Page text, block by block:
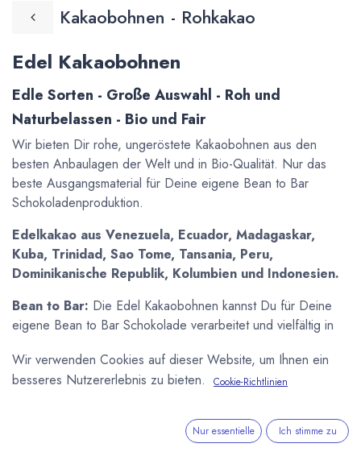
Kakaobohnen - Rohkakao
Edel Kakaobohnen
Edle Sorten - Große Auswahl - Roh und
Naturbelassen - Bio und Fair
Wir bieten Dir rohe, ungeröstete Kakaobohnen aus den
besten Anbaulagen der Welt und in Bio-Qualität. Nur das
beste Ausgangsmaterial für Deine eigene Bean to Bar
Schokoladenproduktion.
Edelkakao aus Venezuela, Ecuador, Madagaskar,
Kuba, Trinidad, Sao Tome, Tansania, Peru,
Dominikanische Republik, Kolumbien und Indonesien.
Bean to Bar: Die Edel Kakaobohnen kannst Du für Deine
eigene Bean to Bar Schokolade verarbeitet und vielfältig in
funktioniert zeigen wir ihnen in unserem Schokoladen-
Magazin: Kakaobohnen verarbeiten
Dank ihrem hohen Gehalt an Antioxidantien
werden Kakaobohnen zahlreiche positive Eigenschaften für
Wir verwenden Cookies auf dieser Website, um Ihnen ein
besseres Nutzererlebnis zu bieten.
Cookie-Richtlinien
Nur essentielle Ich stimme zu